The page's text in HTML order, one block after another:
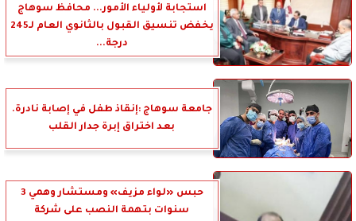
استجابة لأولياء الأمور... محافظ سوهاج
يخفض تنسيق القبول بالثانوي العام لـ245
درجة...
جامعة سوهاج :إنقاذ طفل في إصابة نادرة.
بعد اختراق إبرة جدار القلب
حبس «لواء مزيف» ومستشار وهمي 3
سنوات بتهمة النصب على شركة